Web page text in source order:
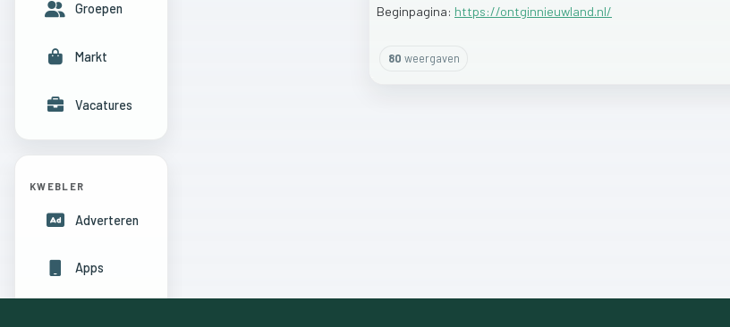
Beginpagina: https://ontginnieuwland.nl/
80 weergaven
Groepen
Markt
Vacatures
KWEBLER
Adverteren
Apps